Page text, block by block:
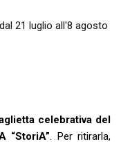
dal 21 luglio all'8 agosto
celebrativa del
“StoriA”. Per ritirarla,